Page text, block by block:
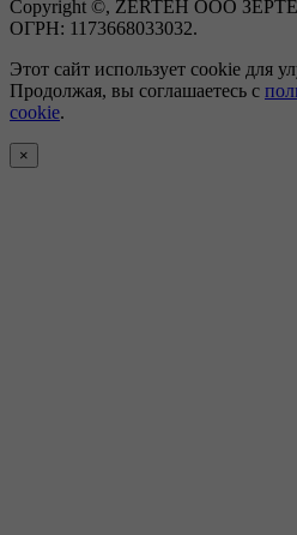
Copyright ©, ZERTEH ООО
ОГРН: 1173668033032.
Этот сайт использует cookie для
Продолжая, вы соглашаетесь с
cookie.
×